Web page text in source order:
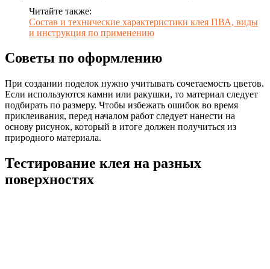
Читайте также:
Состав и технические характеристики клея ПВА, виды
и инструкция по применению
Советы по оформлению
При создании поделок нужно учитывать сочетаемость цветов.
Если используются камни или ракушки, то материал следует
подбирать по размеру. Чтобы избежать ошибок во время
приклеивания, перед началом работ следует нанести на
основу рисунок, который в итоге должен получиться из
природного материала.
Тестирование клея на разных
поверхностях